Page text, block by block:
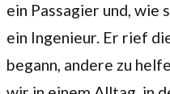
ein Passagier und, wie
ein Ingenieur. Er rief
begann, andere zu